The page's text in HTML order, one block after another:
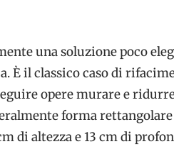
una soluzione poco
È il classico caso di
opere murare e
forma
di altezza e 13 cm di